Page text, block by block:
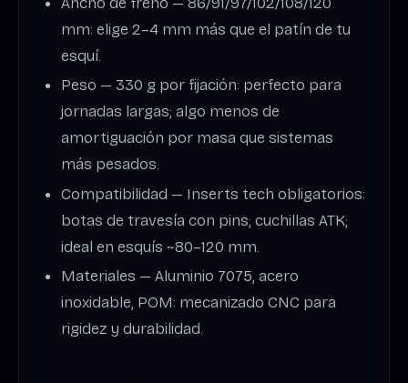
mm: elige 2–4 mm más que el patín de tu
esquí.
Peso — 330 g por fijación: perfecto para
jornadas largas; algo menos de
amortiguación por masa que sistemas
más pesados.
Compatibilidad — Inserts tech obligatorios:
botas de travesía con pins; cuchillas ATK;
ideal en esquís ~80–120 mm.
Materiales — Aluminio 7075, acero
inoxidable, POM: mecanizado CNC para
rigidez y durabilidad.